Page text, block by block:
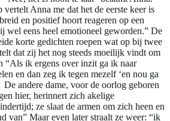
Anna me dat het de eerste keer is
en positief hoort reageren op een
wel eens heel emotioneel geworden.” De
korte gedichten roepen wat op bij twee
dat zij het nog steeds moeilijk vindt om
“Als ik ergens over inzit ga ik naar
en dan zeg ik tegen mezelf ‘en nou ga
andere dame, voor de oorlog geboren
hier, herinnert zich akelige
ze slaat de armen om zich heen en
van” Maar even later straalt ze weer: “ik